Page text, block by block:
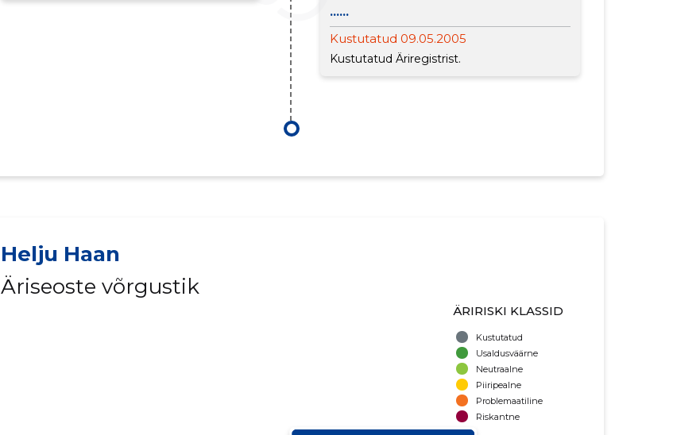
......
Kustutatud 09.05.2005
Kustutatud Äriregistrist.
Helju Haan
Äriseoste võrgustik
ÄRIRISKI KLASSID
Kustutatud
Usaldusväärne
Neutraalne
Piiripealne
Problemaatiline
Riskantne